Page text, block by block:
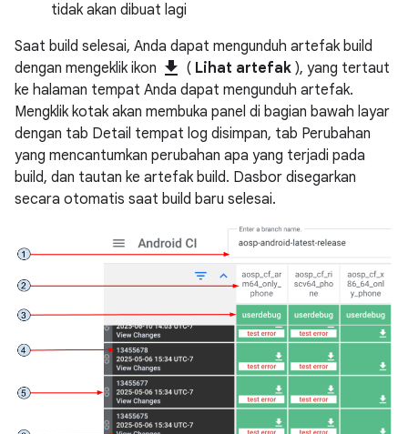
tidak akan dibuat lagi
Saat build selesai, Anda dapat mengunduh artefak build
dengan mengeklik ikon get_app ( Lihat artefak ), yang tertaut
ke halaman tempat Anda dapat mengunduh artefak.
Mengklik kotak akan membuka panel di bagian bawah layar
dengan tab Detail tempat log disimpan, tab Perubahan
yang mencantumkan perubahan apa yang terjadi pada
build, dan tautan ke artefak build. Dasbor disegarkan
secara otomatis saat build baru selesai.